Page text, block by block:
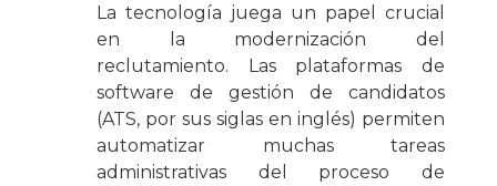
La tecnología juega un papel crucial
en la modernización del
reclutamiento. Las plataformas de
software de gestión de candidatos
(ATS, por sus siglas en inglés) permiten
automatizar muchas tareas
administrativas del proceso de